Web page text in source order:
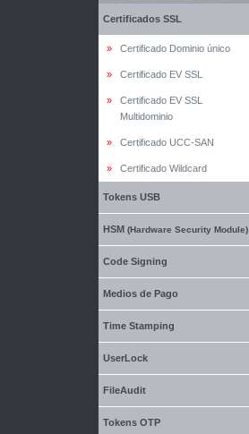
Certificados SSL
» Certificado Dominio único
» Certificado EV SSL
»
Certificado EV SSL
Multidominio
» Certificado UCC-SAN
» Certificado Wildcard
Tokens USB
HSM (Hardware Security Module)
Code Signing
Medios de Pago
Time Stamping
UserLock
FileAudit
Tokens OTP